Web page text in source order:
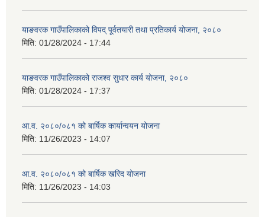
याङवरक गाउँपालिकाको विपद् पूर्वतयारी तथा प्रतिकार्य योजना, २०८०
मिति: 01/28/2024 - 17:44
याङवरक गाउँपालिकाको राजश्व सुधार कार्य योजना, २०८०
मिति: 01/28/2024 - 17:37
आ.व. २०८०/०८१ को बार्षिक कार्यान्वयन योजना
मिति: 11/26/2023 - 14:07
आ.व. २०८०/०८१ को बार्षिक खरिद योजना
मिति: 11/26/2023 - 14:03